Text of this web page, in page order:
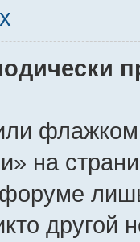
флажком
на
другой